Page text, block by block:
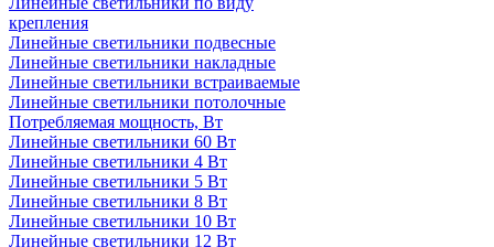
крепления
Линейные светильники подвесные
Линейные светильники накладные
Линейные светильники встраиваемые
Линейные светильники потолочные
Потребляемая мощность, Вт
Линейные светильники 60 Вт
Линейные светильники 4 Вт
Линейные светильники 5 Вт
Линейные светильники 8 Вт
Линейные светильники 10 Вт
Линейные светильники 12 Вт